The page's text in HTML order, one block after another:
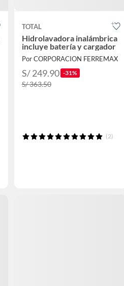
TOTAL
Hidrolavadora inalámbrica
incluye batería y cargador
Por CORPORACION FERREMAX
S/ 249.90 -31%
S/ 363.50
(2)